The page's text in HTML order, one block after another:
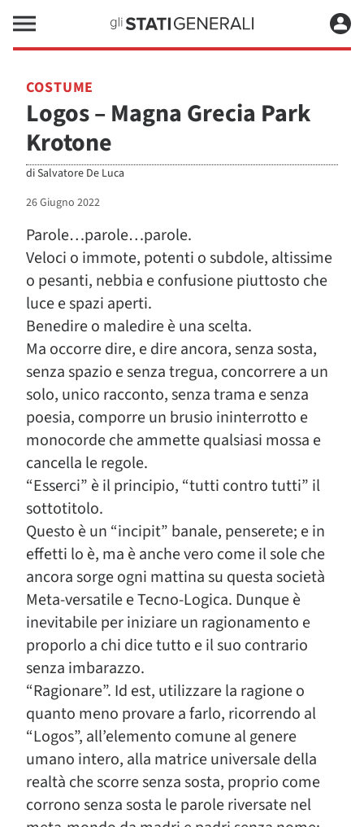
COSTUME
Logos – Magna Grecia Park
Krotone
diSalvatore De Luca
26 Giugno 2022
Parole…parole…parole.
Veloci o immote, potenti o subdole, altissime
o pesanti, nebbia e confusione piuttosto che
luce e spazi aperti.
Benedire o maledire è una scelta.
Ma occorre dire, e dire ancora, senza sosta,
senza spazio e senza tregua, concorrere a un
solo, unico racconto, senza trama e senza
poesia, comporre un brusio ininterrotto e
monocorde che ammette qualsiasi mossa e
cancella le regole.
“Esserci” è il principio, “tutti contro tutti” il
sottotitolo.
Questo è un “incipit” banale, penserete; e in
effetti lo è, ma è anche vero come il sole che
ancora sorge ogni mattina su questa società
Meta-versatile e Tecno-Logica. Dunque è
inevitabile per iniziare un ragionamento e
proporlo a chi dice tutto e il suo contrario
senza imbarazzo.
“Ragionare”. Id est, utilizzare la ragione o
quanto meno provare a farlo, ricorrendo al
“Logos”, all’elemento comune al genere
umano intero, alla matrice universale della
realtà che scorre senza sosta, proprio come
corrono senza sosta le parole riversate nel